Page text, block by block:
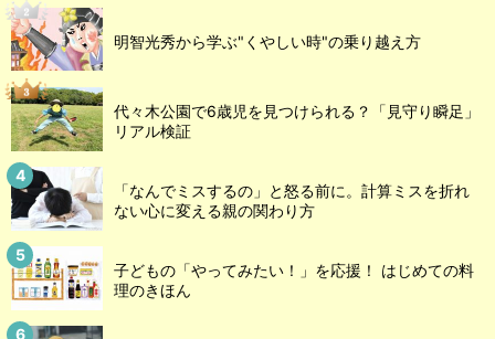
明智光秀から学ぶ"くやしい時"の乗り越え方
代々木公園で6歳児を見つけられる？「見守り瞬足」
リアル検証
「なんでミスするの」と怒る前に。計算ミスを折れ
ない心に変える親の関わり方
子どもの「やってみたい！」を応援！ はじめての料
理のきほん